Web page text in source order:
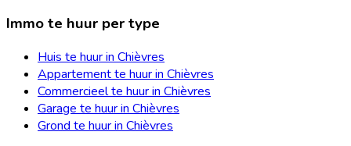
Immo te huur per type
Huis te huur in Chièvres
Appartement te huur in Chièvres
Commercieel te huur in Chièvres
Garage te huur in Chièvres
Grond te huur in Chièvres